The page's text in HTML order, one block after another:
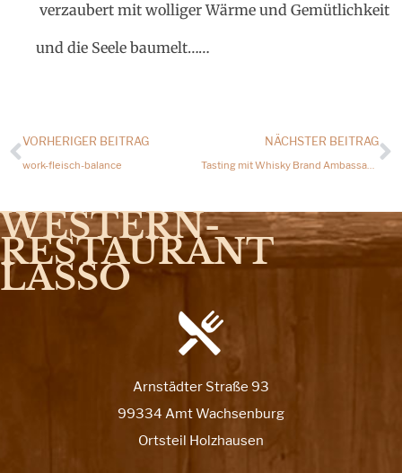
verzaubert mit wolliger Wärme und Gemütlichkeit
und die Seele baumelt……
VORHERIGER BEITRAG
work-fleisch-balance
NÄCHSTER BEITRAG
Tasting mit Whisky Brand Ambassador Eyck Thormann
WESTERN­
RESTAURANT
LASSO
Arnstädter Straße 93
99334 Amt Wachsenburg
Ortsteil Holzhausen